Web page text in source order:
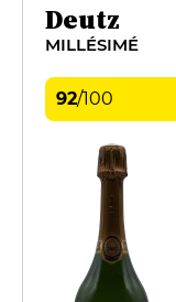
Deutz
MILLÉSIMÉ
92/100